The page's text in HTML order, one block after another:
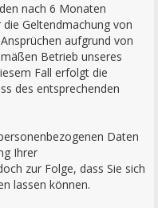
nach 6 Monaten
Geltendmachung von
aufgrund von
Betrieb unseres
Fall erfolgt die
des entsprechenden
Daten
Ihrer
zur Folge, dass Sie sich
lassen können.